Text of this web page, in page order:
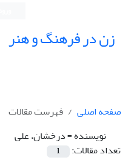
زن در فرهنگ و هنر
صفحه اصلی
فهرست مقالات
نویسنده =درخشان، علی
تعداد مقالات:
1